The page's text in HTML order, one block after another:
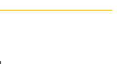
、旅遊景點導航、二維條
特地加強了 GPS 導航功
)